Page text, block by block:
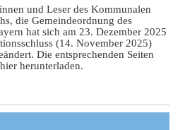
und Leser des Kommunalen
die Gemeindeordnung des
hat sich am 23. Dezember 2025
(14. November 2025)
Die entsprechenden Seiten
herunterladen.